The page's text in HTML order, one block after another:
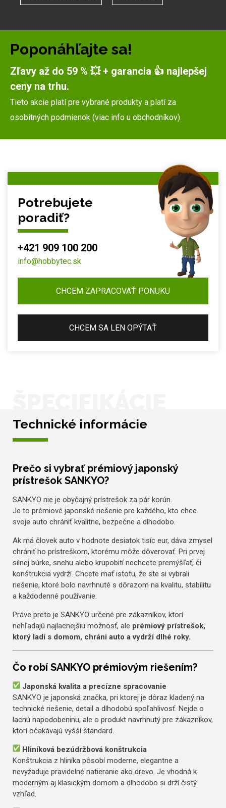
Poponáhľajte sa!
Zľavy až do 59 % 💥 + garancia 👍 najlepšej
ceny na trhu.
Tieto akcie platí pre vybrané produkty a platí za
osobitných podmienok (viac info u obchodníkov).
Potrebujete
poradiť?
+421 909 100 200
info@hobbytec.sk
CHCEM ZAPRACOVAŤ PONUKU
CHCEM SA LEN OPÝTAŤ
Technické informácie
Prečo si vybrať prémiový japonský
prístrešok SANKYO?
SANKYO nie je obyčajný prístrešok za pár korún.
Je to prémiové japonské riešenie pre každého, kto chce
svoje auto chrániť kvalitne, bezpečne a dlhodobo.
Ak má človek auto v hodnote desiatok tisíc eur, dáva zmysel
chrániť ho prístreškom, ktorému môže dôverovať. Pri prvej
silnej búrke, snehu alebo krupobití nechcete premýšľať, či
konštrukcia vydrží. Chcete mať istotu, že ste si vybrali
riešenie, ktoré bolo navrhnuté s dôrazom na kvalitu, stabilitu
a každodenné používanie.
Práve preto je SANKYO určené pre zákazníkov, ktorí
nehľadajú najlacnejšiu možnosť, ale prémiový prístrešok,
ktorý ladí s domom, chráni auto a vydrží dlhé roky.
Čo robí SANKYO prémiovým riešením?
Japonská kvalita a precízne spracovanie
SANKYO je japonská značka, pri ktorej je dôraz kladený na
technické riešenie, detail a dlhodobú spoľahlivosť. Nejde o
lacnú napodobeninu, ale o produkt navrhnutý pre zákazníkov,
ktorí očakávajú vyšší štandard.
Hliníková bezúdržbová konštrukcia
Konštrukcia z hliníka pôsobí moderne, elegantne a
nevyžaduje pravidelné natieranie ako drevo. Je vhodná k
moderným aj klasickým domom a dlhodobo si drží čistý
vzhľad.